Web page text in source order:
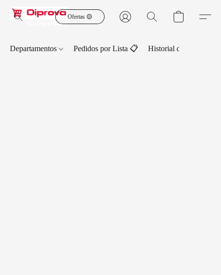
Ofertas 🟡
Departamentos Pedidos por Lista 📋 Historial de Pedidos